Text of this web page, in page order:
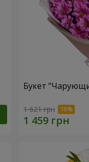
Букет
1 621 грн